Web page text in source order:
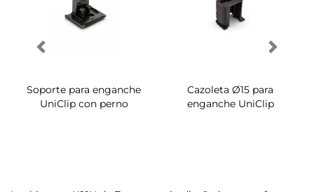
Soporte para enganche
UniClip con perno
Cazoleta Ø15 para
enganche UniClip